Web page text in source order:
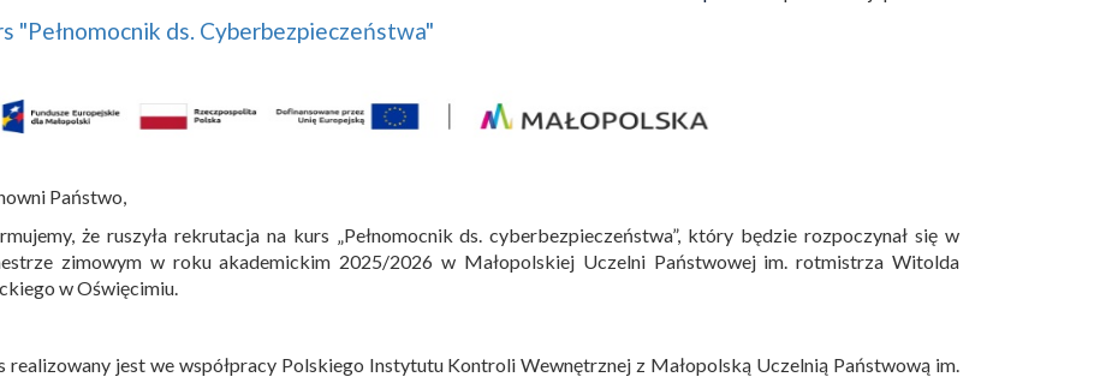
"Pełnomocnik ds. Cyberbezpieczeństwa"
Państwo,
że ruszyła rekrutacja na kurs „Pełnomocnik ds. cyberbezpieczeństwa”, który będzie rozpoczynał się w
zimowym w roku akademickim 2025/2026 w Małopolskiej Uczelni Państwowej im. rotmistrza Witolda
w Oświęcimiu.
realizowany jest we współpracy Polskiego Instytutu Kontroli Wewnętrznej z Małopolską Uczelnią Państwową im.